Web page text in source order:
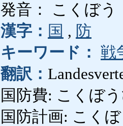
発音： こくぼう
漢字： 国 , 防
キーワード： 戦
翻訳：
国防費: こくぼう
国防計画: こく